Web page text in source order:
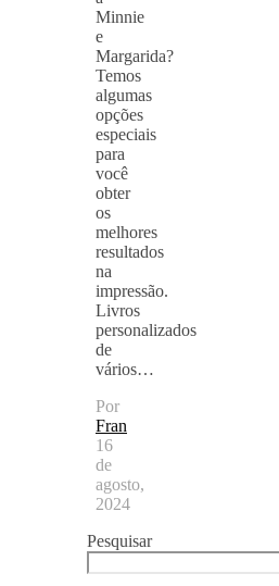
Minnie
e
Margarida?
Temos
algumas
opções
especiais
para
você
obter
os
melhores
resultados
na
impressão.
Livros
personalizados
de
vários…
Por
Fran
16
de
agosto,
2024
Pesquisar